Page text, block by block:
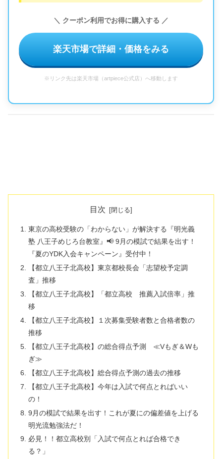
＼ クーポン利用でお得に購入する ／
楽天市場で詳細・価格をみる
※リンク先は楽天市場（artpiece公式店）へ移動します
目次
東京の高校受験の「わからない」が解決する『明光義
塾 八王子めじろ台教室』📢 9月の模試で結果を出す！
『夏のYDK入会キャンペーン』受付中！
【都立八王子北高校】東京都校長会「志望校予定調
査」推移
【都立八王子北高校】「都立高校 推薦入試倍率」推
移
【都立八王子北高校】１次募集受験者数と合格者数の
推移
【都立八王子北高校】の総合得点予測 ≪Vもぎ＆Wも
ぎ≫
【都立八王子北高校】総合得点予測の過去の推移
【都立八王子北高校】今年は入試で何点とればいい
の！
9月の模試で結果を出す！これが夏にの偏差値を上げる
明光流勉強法だ！
必見！！都立高校別「入試で何点とれば合格でき
る？」